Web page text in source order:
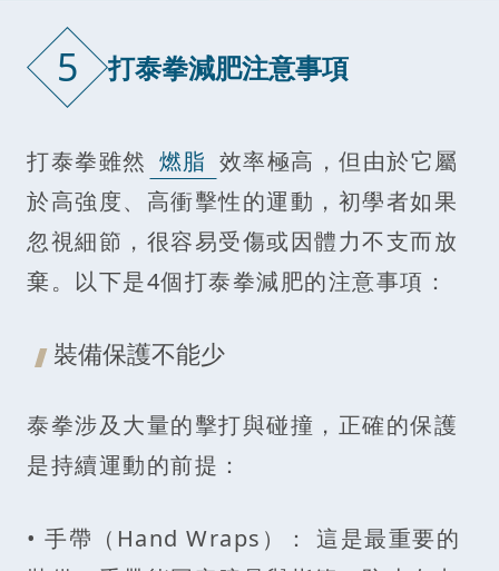
5 打泰拳減肥注意事項
打泰拳雖然 燃脂 效率極高，但由於它屬
於高強度、高衝擊性的運動，初學者如果
忽視細節，很容易受傷或因體力不支而放
棄。以下是4個打泰拳減肥的注意事項：
裝備保護不能少
泰拳涉及大量的擊打與碰撞，正確的保護
是持續運動的前提：
• 手帶（Hand Wraps）： 這是最重要的